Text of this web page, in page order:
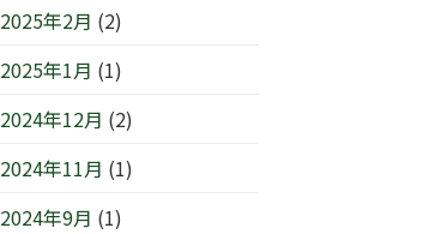
2025年2月 (2)
2025年1月 (1)
2024年12月 (2)
2024年11月 (1)
2024年9月 (1)